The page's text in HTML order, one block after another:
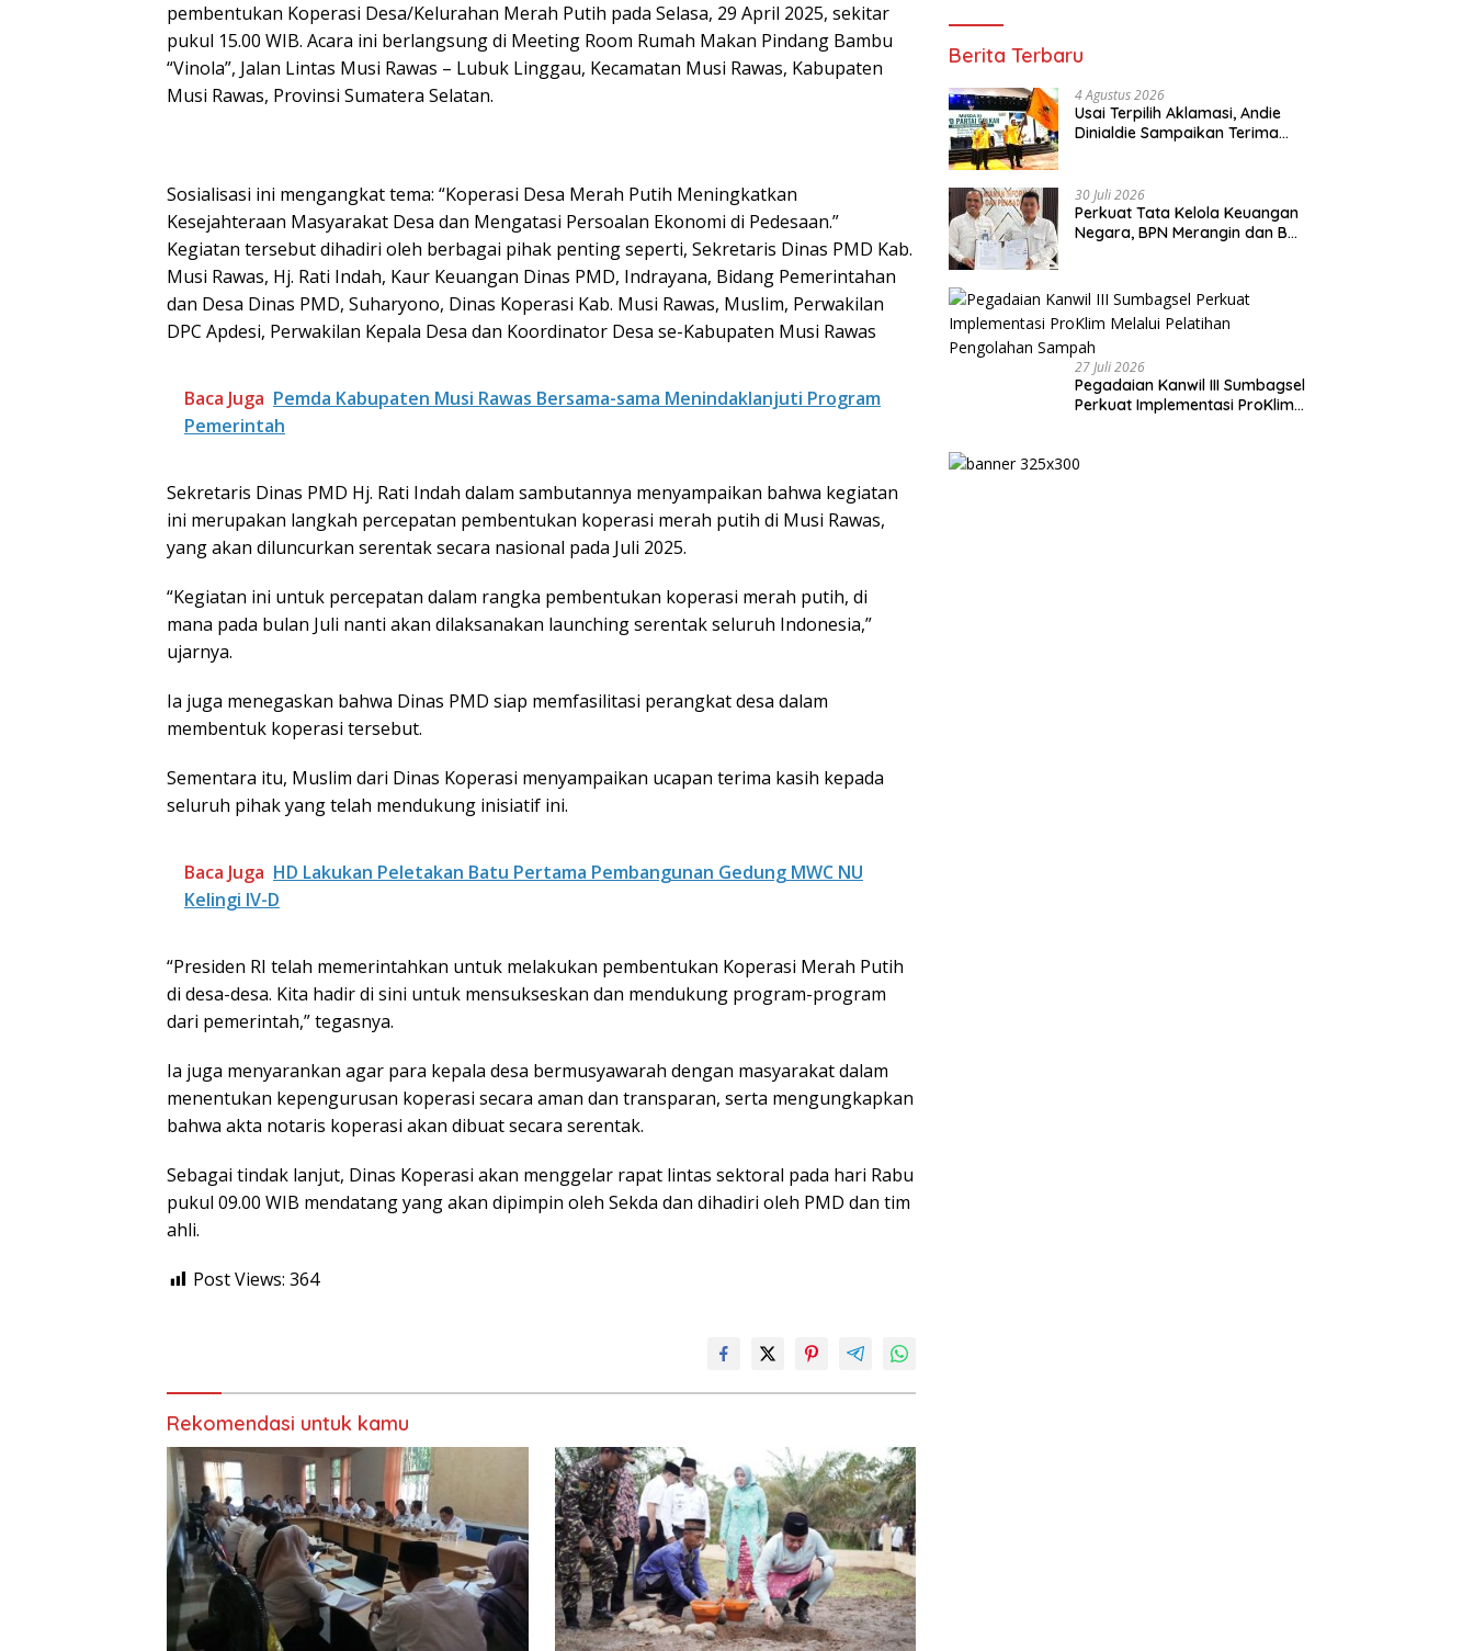
pembentukan Koperasi Desa/Kelurahan Merah Putih pada Selasa, 29 April 2025, sekitar
pukul 15.00 WIB. Acara ini berlangsung di Meeting Room Rumah Makan Pindang Bambu
“Vinola”, Jalan Lintas Musi Rawas – Lubuk Linggau, Kecamatan Musi Rawas, Kabupaten
Musi Rawas, Provinsi Sumatera Selatan.
Sosialisasi ini mengangkat tema: “Koperasi Desa Merah Putih Meningkatkan
Kesejahteraan Masyarakat Desa dan Mengatasi Persoalan Ekonomi di Pedesaan.”
Kegiatan tersebut dihadiri oleh berbagai pihak penting seperti, Sekretaris Dinas PMD Kab.
Musi Rawas, Hj. Rati Indah, Kaur Keuangan Dinas PMD, Indrayana, Bidang Pemerintahan
dan Desa Dinas PMD, Suharyono, Dinas Koperasi Kab. Musi Rawas, Muslim, Perwakilan
DPC Apdesi, Perwakilan Kepala Desa dan Koordinator Desa se-Kabupaten Musi Rawas
Baca Juga Pemda Kabupaten Musi Rawas Bersama-sama Menindaklanjuti Program
Pemerintah
Sekretaris Dinas PMD Hj. Rati Indah dalam sambutannya menyampaikan bahwa kegiatan
ini merupakan langkah percepatan pembentukan koperasi merah putih di Musi Rawas,
yang akan diluncurkan serentak secara nasional pada Juli 2025.
“Kegiatan ini untuk percepatan dalam rangka pembentukan koperasi merah putih, di
mana pada bulan Juli nanti akan dilaksanakan launching serentak seluruh Indonesia,”
ujarnya.
Ia juga menegaskan bahwa Dinas PMD siap memfasilitasi perangkat desa dalam
membentuk koperasi tersebut.
Sementara itu, Muslim dari Dinas Koperasi menyampaikan ucapan terima kasih kepada
seluruh pihak yang telah mendukung inisiatif ini.
Baca Juga HD Lakukan Peletakan Batu Pertama Pembangunan Gedung MWC NU
Kelingi IV-D
“Presiden RI telah memerintahkan untuk melakukan pembentukan Koperasi Merah Putih
di desa-desa. Kita hadir di sini untuk mensukseskan dan mendukung program-program
dari pemerintah,” tegasnya.
Ia juga menyarankan agar para kepala desa bermusyawarah dengan masyarakat dalam
menentukan kepengurusan koperasi secara aman dan transparan, serta mengungkapkan
bahwa akta notaris koperasi akan dibuat secara serentak.
Sebagai tindak lanjut, Dinas Koperasi akan menggelar rapat lintas sektoral pada hari Rabu
pukul 09.00 WIB mendatang yang akan dipimpin oleh Sekda dan dihadiri oleh PMD dan tim
ahli.
Post Views: 364
Rekomendasi untuk kamu
Berita Terbaru
4 Agustus 2026
Usai Terpilih Aklamasi, Andie
Dinialdie Sampaikan Terima
30 Juli 2026
Perkuat Tata Kelola Keuangan
Negara, BPN Merangin dan BRI
27 Juli 2026
Pegadaian Kanwil III Sumbagsel
Perkuat Implementasi ProKlim